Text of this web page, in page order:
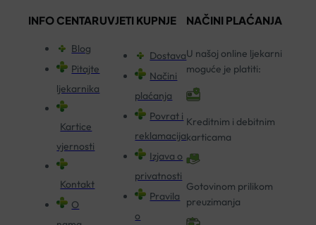
INFO CENTAR
Blog
Pitajte
ljekarnika
Kartice
vjernosti
Kontakt
O
UVJETI KUPNJE
Dostava
Načini
plaćanja
Povrat i
reklamacija
Izjava o
privatnosti
Pravila
o
NAČINI PLAĆANJA
U našoj online ljekarni
moguće je platiti:
Kreditnim i debitnim
karticama
Gotovinom prilikom
preuzimanja